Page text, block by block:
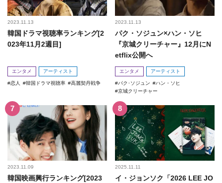
2023.11.13
韓国ドラマ視聴率ランキング[2
023年11月2週目]
エンタメ アーティスト
恋人 韓国ドラマ視聴率 高麗契丹戦争
2023.11.13
パク・ソジュン×ハン・ソヒ
『京城クリーチャー』12月にN
etflix公開へ
エンタメ アーティスト
パク･ソジュン
ハン・ソヒ
京城クリーチャー
2023.11.09
韓国映画興行ランキング[2023
2025.11.11
イ・ジョンソク「2026 LEE JO